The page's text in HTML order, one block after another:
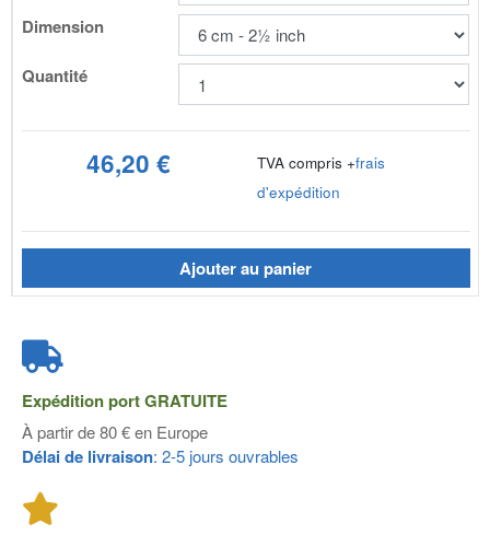
Dimension
Quantité
46,20 € TVA compris +frais
d'expédition
Ajouter au panier
Expédition portGRATUITE
À partir de 80 € en Europe
Délai de livraison: 2-5 jours ouvrables